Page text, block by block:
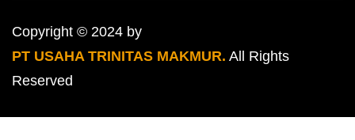
Copyright © 2024 by
PT USAHA TRINITAS MAKMUR. All Rights
Reserved